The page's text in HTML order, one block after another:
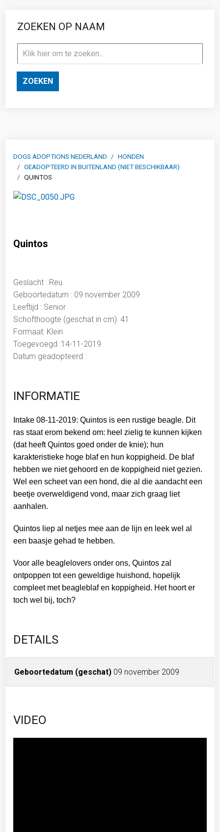
ZOEKEN OP NAAM
ZOEKEN
DOGS ADOPTIONS NEDERLAND
HONDEN
GEADOPTEERD IN BUITENLAND (NIET BESCHIKBAAR)
QUINTOS
Quintos
Geslacht : Reu
Geboortedatum : 09 november 2009
Leeftijd : Senior
Schofthoogte (geschat in cm): 41
Formaat: Klein
Toegevoegd :14-11-2019
Datum geadopteerd :
INFORMATIE
Intake 08-11-2019: Quintos is een rustige beagle. Dit
ras staat erom bekend om: heel zielig te kunnen kijken
(dat heeft Quintos goed onder de knie); hun
karakteristieke hoge blaf en hun koppigheid. De blaf
hebben we niet gehoord en de koppigheid niet gezien.
Wel een scheet van een hond, die al die aandacht een
beetje overweldigend vond, maar zich graag liet
aanhalen.
Quintos liep al netjes mee aan de lijn en leek wel al
een baasje gehad te hebben.
Voor alle beaglelovers onder ons, Quintos zal
ontpoppen tot een geweldige huishond, hopelijk
compleet met beagleblaf en koppigheid. Het hoort er
toch wel bij, toch?
DETAILS
Geboortedatum (geschat) 09 november 2009
VIDEO